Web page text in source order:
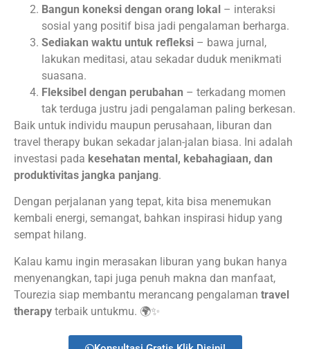
Bangun koneksi dengan orang lokal – interaksi
sosial yang positif bisa jadi pengalaman berharga.
Sediakan waktu untuk refleksi – bawa jurnal,
lakukan meditasi, atau sekadar duduk menikmati
suasana.
Fleksibel dengan perubahan – terkadang momen
tak terduga justru jadi pengalaman paling berkesan.
Baik untuk individu maupun perusahaan, liburan dan
travel therapy bukan sekadar jalan-jalan biasa. Ini adalah
investasi pada kesehatan mental, kebahagiaan, dan
produktivitas jangka panjang.
Dengan perjalanan yang tepat, kita bisa menemukan
kembali energi, semangat, bahkan inspirasi hidup yang
sempat hilang.
Kalau kamu ingin merasakan liburan yang bukan hanya
menyenangkan, tapi juga penuh makna dan manfaat,
Tourezia siap membantu merancang pengalaman travel
therapy terbaik untukmu. 🌍✨